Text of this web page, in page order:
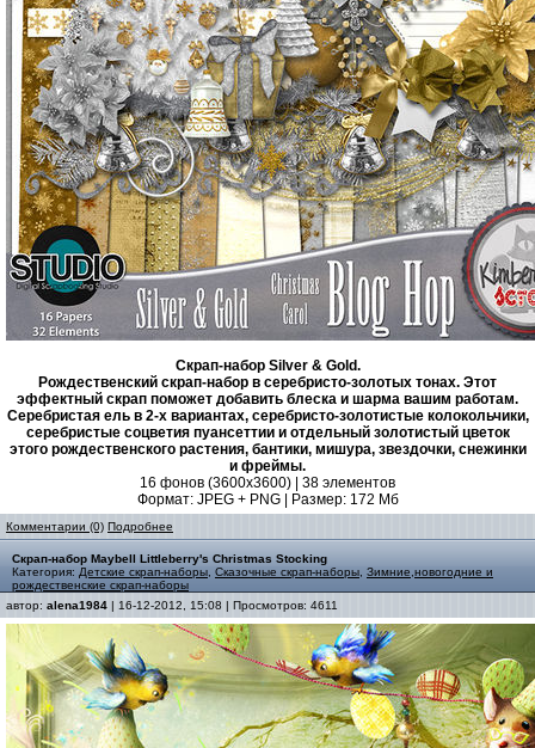
Скрап-набор Silver & Gold.
Рождественский скрап-набор в серебристо-золотых тонах. Этот
эффектный скрап поможет добавить блеска и шарма вашим работам.
Серебристая ель в 2-х вариантах, серебристо-золотистые колокольчики,
серебристые соцветия пуансеттии и отдельный золотистый цветок
этого рождественского растения, бантики, мишура, звездочки, снежинки
и фреймы.
16 фонов (3600х3600) | 38 элементов
Формат: JPEG + PNG | Размер: 172 Mб
Комментарии (0) Подробнее
Скрап-набор Maybell Littleberry's Christmas Stocking
Категория: Детские скрап-наборы Сказочные скрап-наборы Зимние,новогодние и
рождественские скрап-наборы
автор: alena1984 | 16-12-2012, 15:08 | Просмотров: 4611